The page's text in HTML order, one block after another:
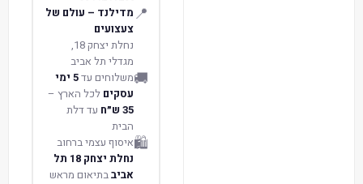
📍 מדילנד – עולם של
צעצועים
נחלת יצחק 18,
מגדלי תל אביב
🚚משלוחים עד 5 ימי
עסקים לכל הארץ –
35 ש״ח
עד דלת
הבית
🛍️איסוף עצמי ברחוב
נחלת יצחק 18 תל
אביבבתיאום מראש